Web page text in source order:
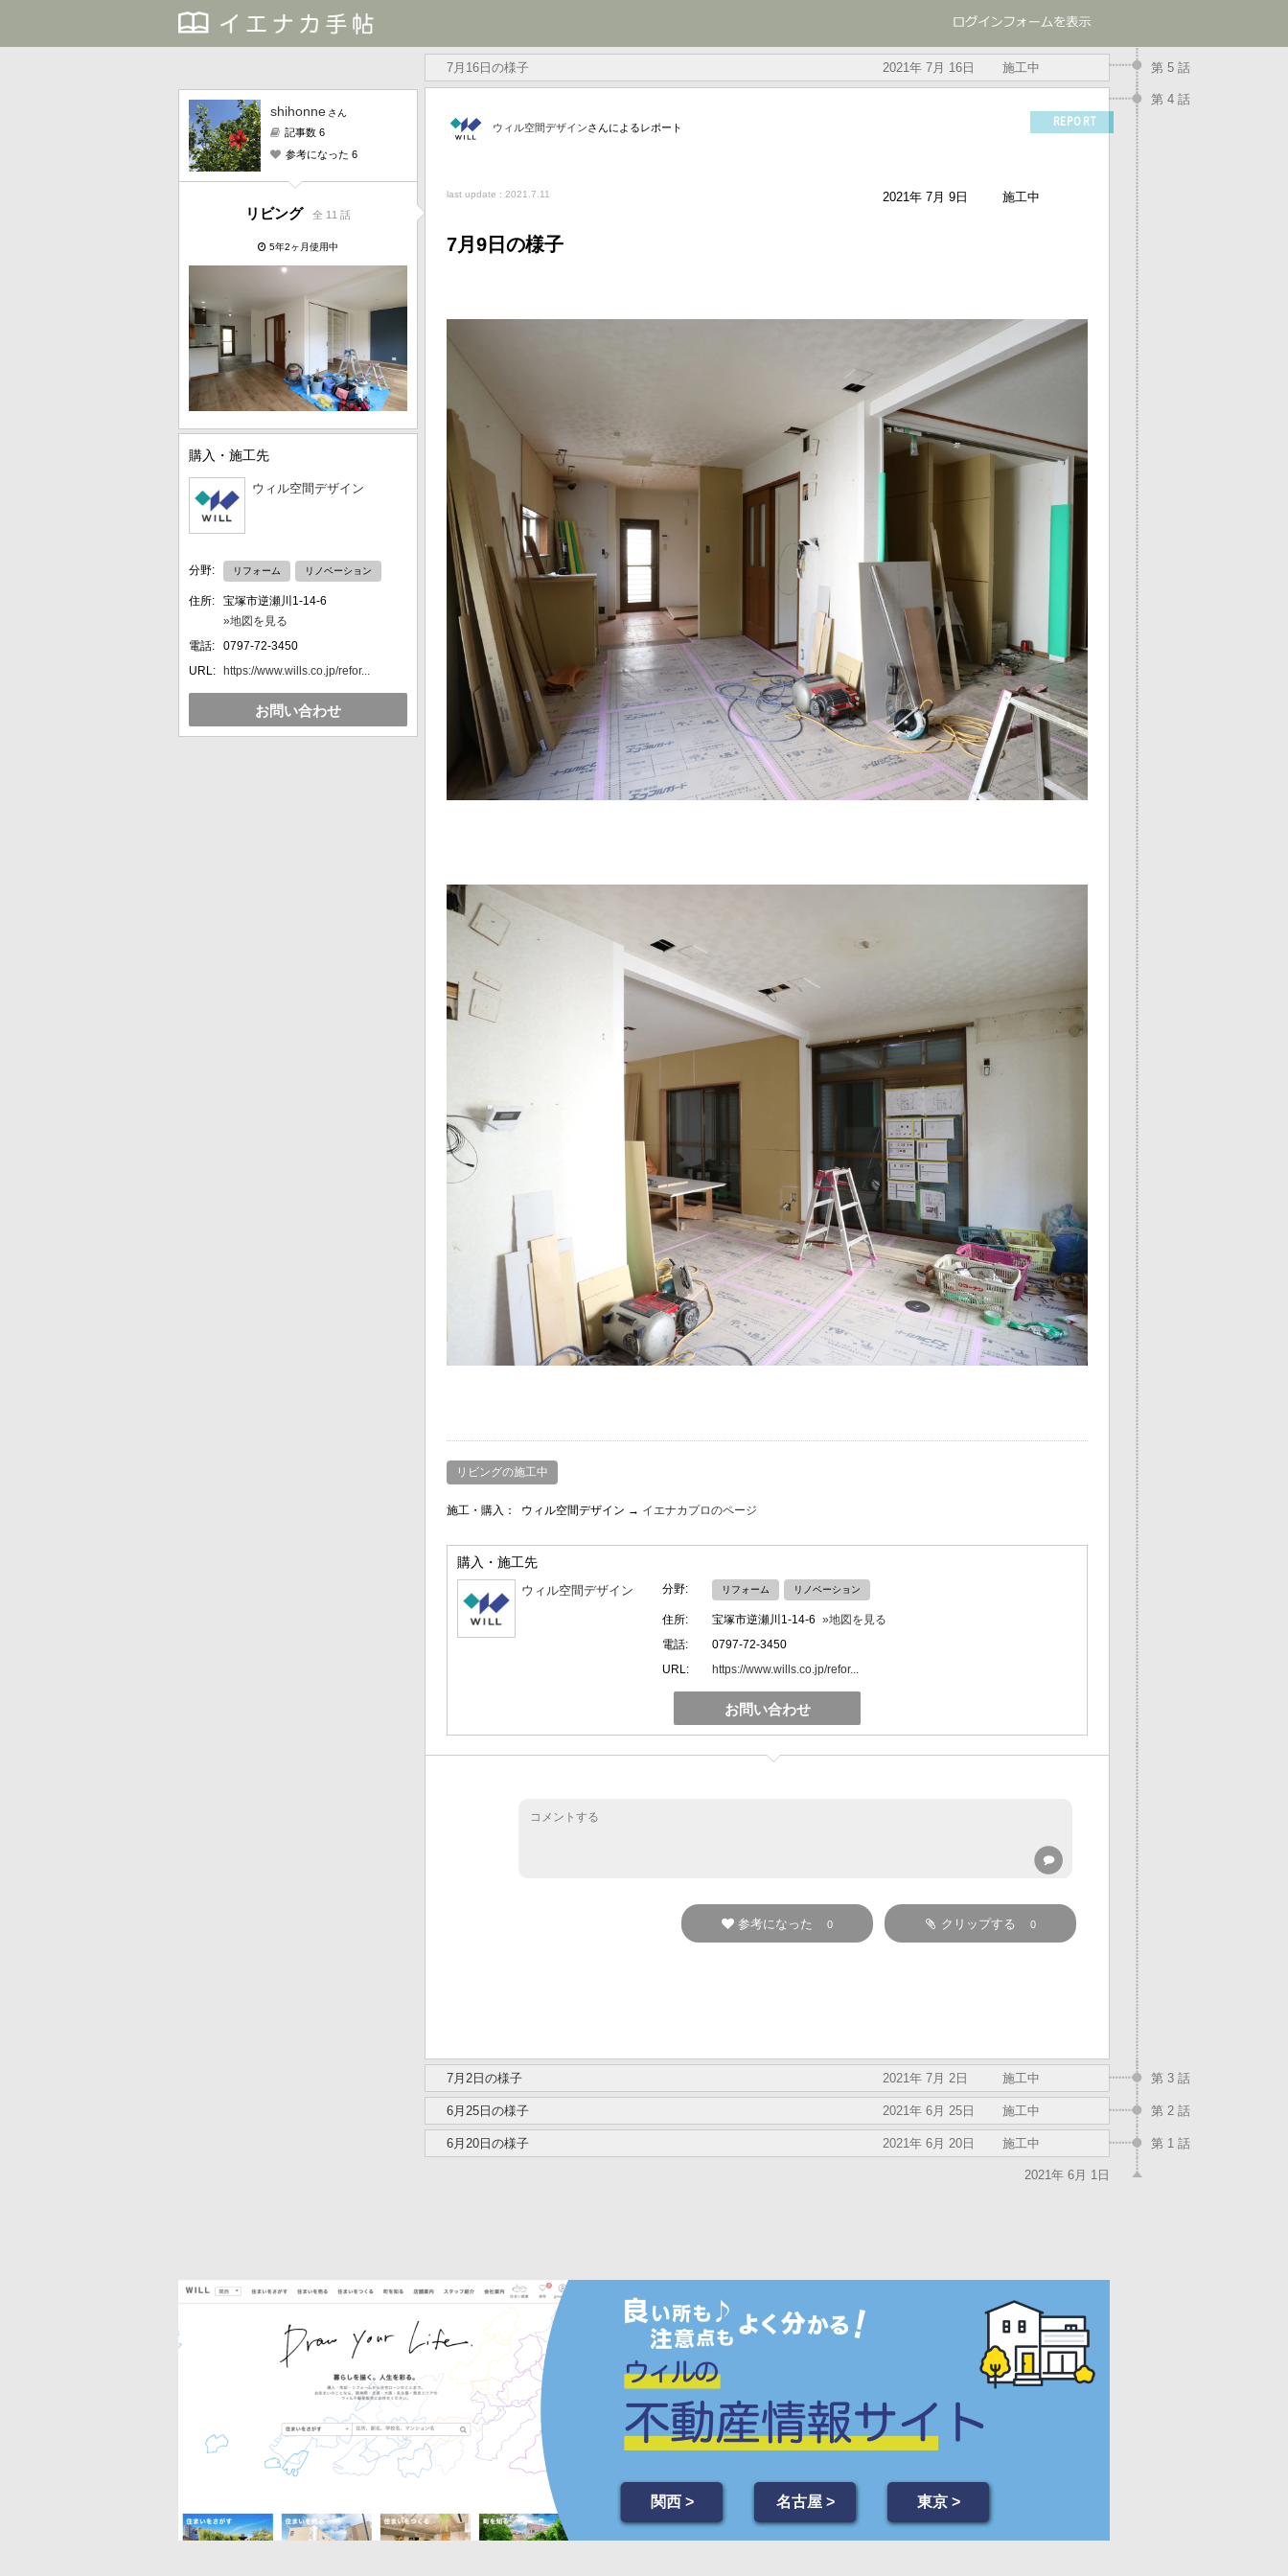
shihonne さん
記事数 6
参考になった 6
リビング 全 11 話
5年2ヶ月使用中
購入・施工先
ウィル空間デザイン
分野: リフォーム リノベーション
住所:
宝塚市逆瀬川1-14-6
»地図を見る
電話:
0797-72-3450
URL:
https://www.wills.co.jp/refor...
お問い合わせ
第 5 話
7月16日の様子 2021年 7月 16日 施工中
第 4 話
ウィル空間デザインさんによるレポート REPORT
last update : 2021.7.11 2021年 7月 9日 施工中
7月9日の様子
リビングの施工中
施工・購入： ウィル空間デザイン → イエナカプロのページ
購入・施工先
ウィル空間デザイン 分野: リフォーム リノベーション
住所: 宝塚市逆瀬川1-14-6 »地図を見る
電話:
0797-72-3450
URL:
https://www.wills.co.jp/refor...
お問い合わせ
クリップする 0
参考になった 0
第 3 話
7月2日の様子 2021年 7月 2日 施工中
第 2 話
6月25日の様子 2021年 6月 25日 施工中
第 1 話
6月20日の様子 2021年 6月 20日 施工中
2021年 6月 1日
関西 > 名古屋 > 東京 >